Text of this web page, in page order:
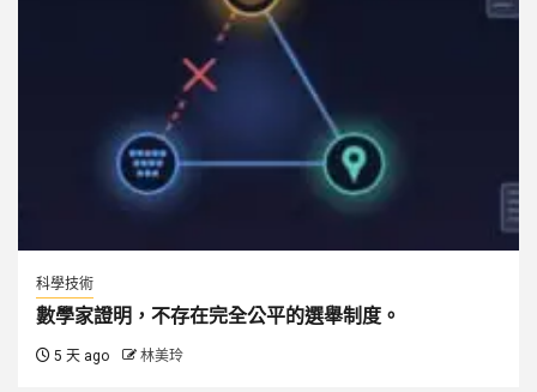
科學技術
數學家證明，不存在完全公平的選舉制度。
5 天 ago 林美玲